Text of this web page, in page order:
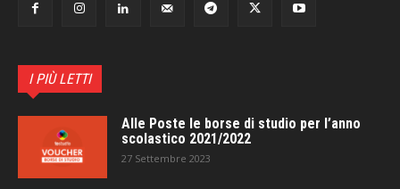
I PIÙ LETTI
Alle Poste le borse di studio per l’anno
scolastico 2021/2022
27 Settembre 2023